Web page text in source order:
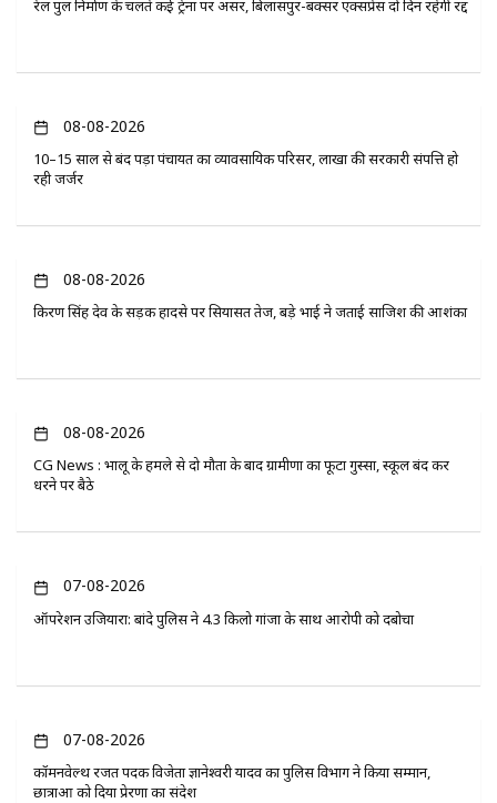
रेल पुल निर्माण के चलते कई ट्रेनों पर असर, बिलासपुर-बक्सर एक्सप्रेस दो दिन रहेगी रद्द
08-08-2026
10–15 साल से बंद पड़ा पंचायत का व्यावसायिक परिसर, लाखों की सरकारी संपत्ति हो
रही जर्जर
08-08-2026
किरण सिंह देव के सड़क हादसे पर सियासत तेज, बड़े भाई ने जताई साजिश की आशंका
08-08-2026
CG News : भालू के हमले से दो मौतों के बाद ग्रामीणों का फूटा गुस्सा, स्कूल बंद कर
धरने पर बैठे
07-08-2026
ऑपरेशन उजियारा: बांदे पुलिस ने 4.3 किलो गांजा के साथ आरोपी को दबोचा
07-08-2026
कॉमनवेल्थ रजत पदक विजेता ज्ञानेश्वरी यादव का पुलिस विभाग ने किया सम्मान,
छात्राओं को दिया प्रेरणा का संदेश